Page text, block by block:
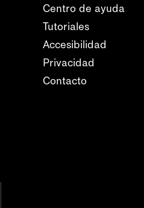
Centro de ayuda
Tutoriales
Accesibilidad
Privacidad
Contacto